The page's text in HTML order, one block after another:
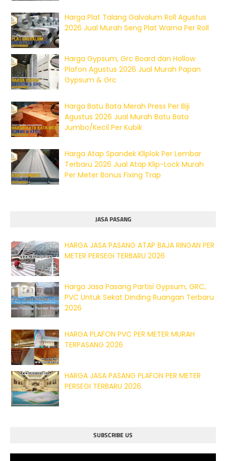
Harga Plat Talang Galvalum Roll Agustus
2026 Jual Murah Seng Plat Warna Per Roll
Harga Gypsum, Grc Board dan Hollow
Plafon Agustus 2026 Jual Murah Papan
Gypsum & Grc
Harga Batu Bata Merah Press Per Biji
Agustus 2026 Jual Murah Batu Bata
Jumbo/Kecil Per Kubik
Harga Atap Spandek Kliplok Per Lembar
Terbaru 2026 Jual Atap Klip-Lock Murah
Per Meter Bonus Fixing Trap
JASA PASANG
HARGA JASA PASANG ATAP BAJA RINGAN PER
METER PERSEGI TERBARU 2026
Harga Jasa Pasang Partisi Gypsum, GRC,
PVC Untuk Sekat Dinding Ruangan Terbaru
2026
HARGA PLAFON PVC PER METER MURAH
TERPASANG 2026
HARGA JASA PASANG PLAFON PER METER
PERSEGI TERBARU 2026
SUBSCRIBE US